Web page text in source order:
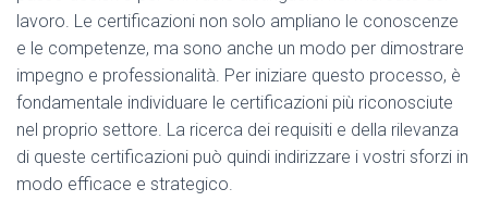
lavoro. Le certificazioni non solo ampliano le conoscenze
e le competenze, ma sono anche un modo per dimostrare
impegno e professionalità. Per iniziare questo processo, è
fondamentale individuare le certificazioni più riconosciute
nel proprio settore. La ricerca dei requisiti e della rilevanza
di queste certificazioni può quindi indirizzare i vostri sforzi in
modo efficace e strategico.